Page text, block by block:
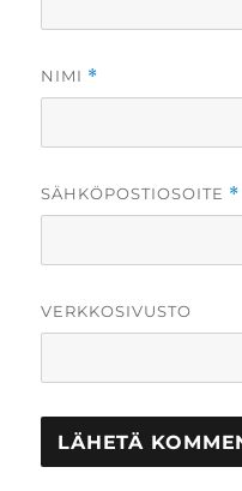
NIMI *
SÄHKÖPOSTIOSOITE *
VERKKOSIVUSTO